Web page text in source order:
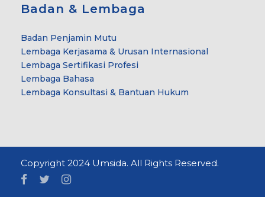
Badan & Lembaga
Badan Penjamin Mutu
Lembaga Kerjasama & Urusan Internasional
Lembaga Sertifikasi Profesi
Lembaga Bahasa
Lembaga Konsultasi & Bantuan Hukum
Copyright 2024 Umsida. All Rights Reserved.